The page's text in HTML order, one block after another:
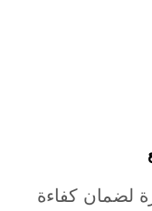
لضمان كفاءة